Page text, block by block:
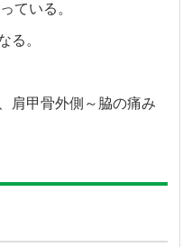
ている。
る。
肩甲骨外側～脇の痛み